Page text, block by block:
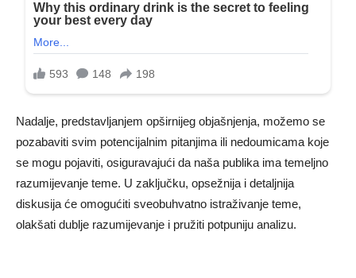
Nadalje, predstavljanjem opširnijeg objašnjenja, možemo se
pozabaviti svim potencijalnim pitanjima ili nedoumicama koje
se mogu pojaviti, osiguravajući da naša publika ima temeljno
razumijevanje teme. U zaključku, opsežnija i detaljnija
diskusija će omogućiti sveobuhvatno istraživanje teme,
olakšati dublje razumijevanje i pružiti potpuniju analizu.